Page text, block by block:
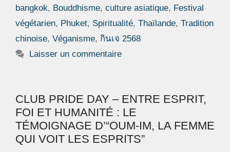
bangkok, Bouddhisme, culture asiatique, Festival
végétarien, Phuket, Spiritualité, Thaïlande, Tradition
chinoise, Véganisme, กินเจ 2568
Laisser un commentaire
CLUB PRIDE DAY – ENTRE ESPRIT,
FOI ET HUMANITÉ : LE
TÉMOIGNAGE D’“OUM-IM, LA FEMME
QUI VOIT LES ESPRITS”